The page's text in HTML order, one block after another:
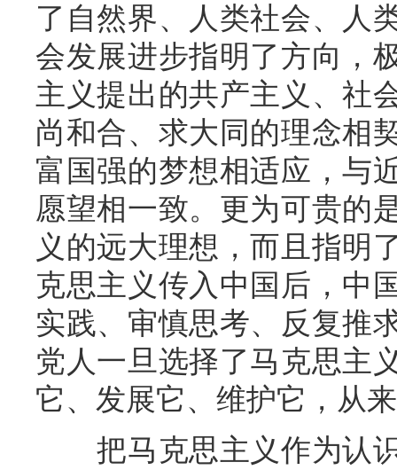
了自然界、人类社会、人
会发展进步指明了方向，
主义提出的共产主义、社
尚和合、求大同的理念相
富国强的梦想相适应，与
愿望相一致。更为可贵的
义的远大理想，而且指明
克思主义传入中国后，中
实践、审慎思考、反复推
党人一旦选择了马克思主
它、发展它、维护它，从
把马克思主义作为认识